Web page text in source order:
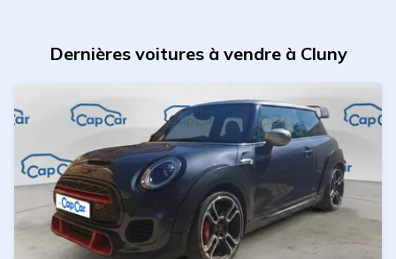
Dernières voitures à vendre à Cluny